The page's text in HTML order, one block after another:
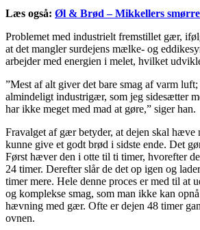
Læs også: Øl & Brød – Mikkellers
Problemet med industrielt fremstillet gær,
at det mangler surdejens mælke- og
arbejder med energien i melet, hvilket
”Mest af alt giver det bare smag af varm
almindeligt industrigær, som jeg sidesætter
har ikke meget med mad at gøre,” siger han.
Fravalget af gær betyder, at dejen skal hæve
kunne give et godt brød i sidste ende. Det
Først hæver den i otte til ti timer, hvorefter
24 timer. Derefter slår de det op igen og
timer mere. Hele denne proces er med til at
og komplekse smag, som man ikke kan
hævning med gær. Ofte er dejen 48 timer
ovnen.